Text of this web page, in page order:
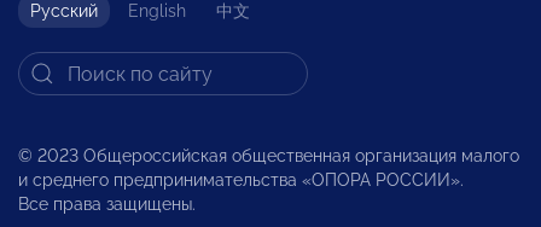
Русский English 中文
© 2023 Общероссийская общественная организация малого
и среднего предпринимательства «ОПОРА РОССИИ».
Все права защищены.